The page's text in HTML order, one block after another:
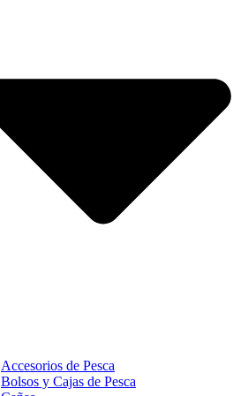
Accesorios de Pesca
Bolsos y Cajas de Pesca